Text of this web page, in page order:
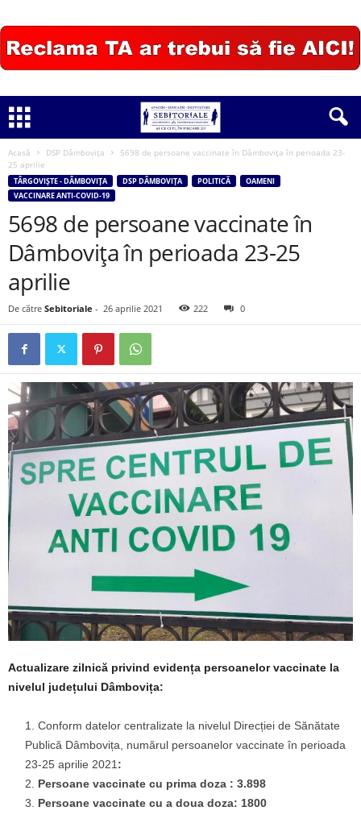
Acasă DSP Dâmbovița
5698 de persoane vaccinate în Dâmbovița în perioada 23-
25 aprilie
TÂRGOVIȘTE - DÂMBOVIȚA DSP DÂMBOVIȚA POLITICĂ
OAMENI
VACCINARE ANTI-COVID-19
5698 de persoane vaccinate în
Dâmbovița în perioada 23-25
aprilie
De către Sebitoriale - 26 aprilie 2021 222 0
Actualizare zilnică privind evidența persoanelor vaccinate la
nivelul județului Dâmbovița:
Conform datelor centralizate la nivelul Direcției de Sănătate
Publică Dâmbovița, numărul persoanelor vaccinate în perioada
23-25 aprilie 2021 :
Persoane vaccinate cu prima doza : 3.898
Persoane vaccinate cu a doua doza: 1800